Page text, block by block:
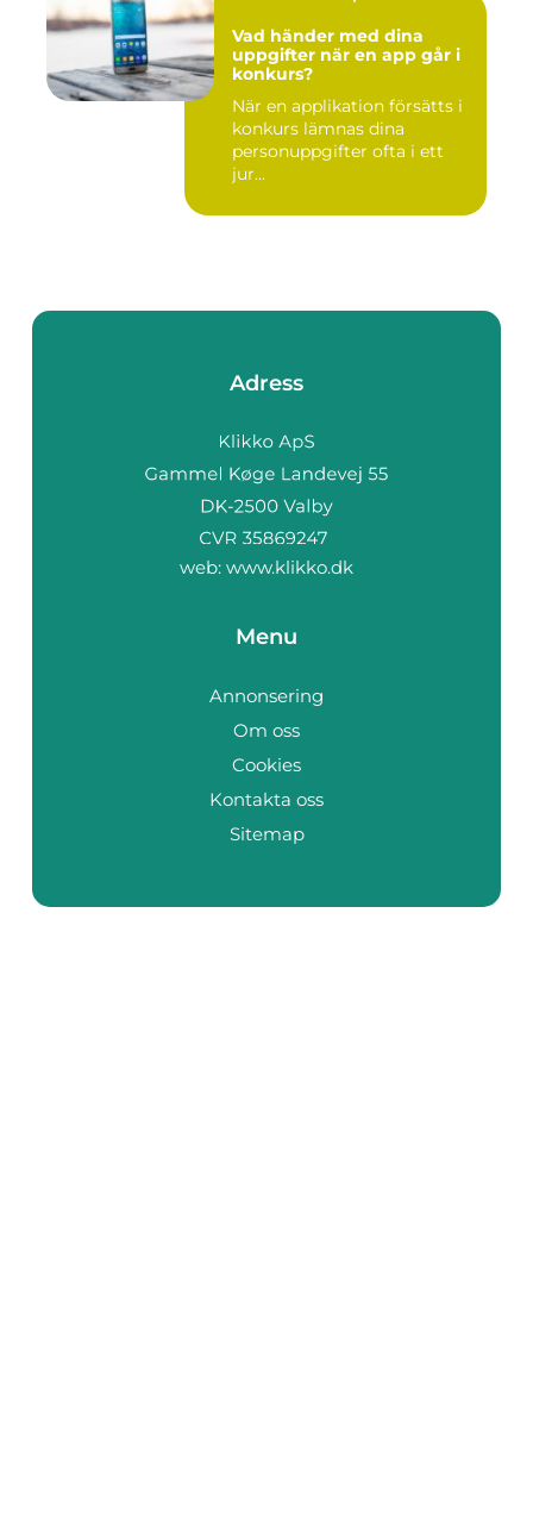
Vad händer med dina
uppgifter när en app går i
konkurs?
När en applikation försätts i
konkurs lämnas dina
personuppgifter ofta i ett
jur...
Adress
web: www.klikko.dk
Menu
Annonsering
Om oss
Cookies
Kontakta oss
Sitemap